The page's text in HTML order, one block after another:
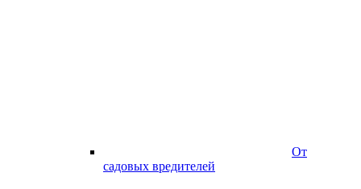
От
садовых вредителей